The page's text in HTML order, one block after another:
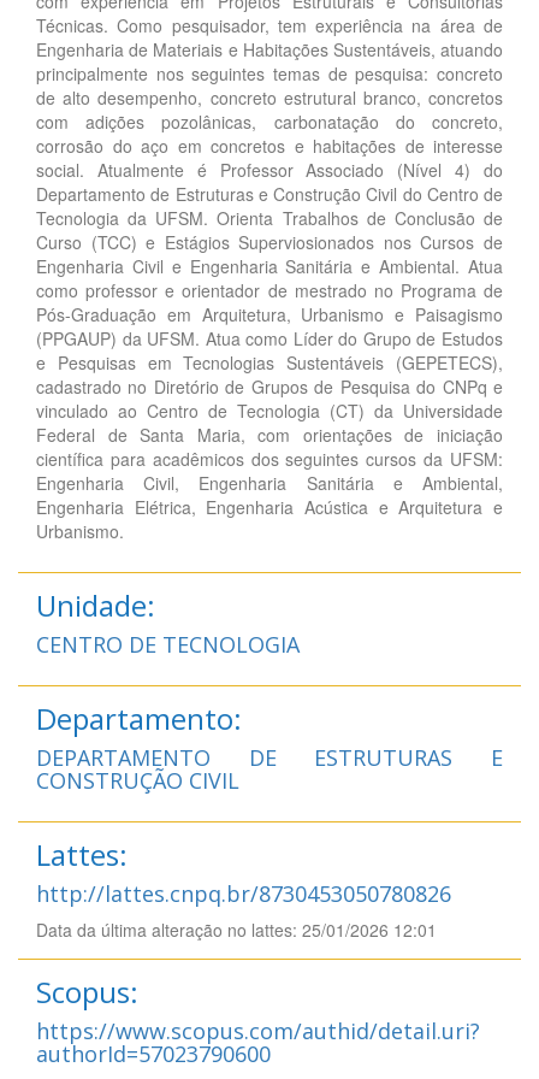
Técnicas. Como pesquisador, tem experiência na área de
Engenharia de Materiais e Habitações Sustentáveis, atuando
principalmente nos seguintes temas de pesquisa: concreto
de alto desempenho, concreto estrutural branco, concretos
com adições pozolânicas, carbonatação do concreto,
corrosão do aço em concretos e habitações de interesse
social. Atualmente é Professor Associado (Nível 4) do
Departamento de Estruturas e Construção Civil do Centro de
Tecnologia da UFSM. Orienta Trabalhos de Conclusão de
Curso (TCC) e Estágios Superviosionados nos Cursos de
Engenharia Civil e Engenharia Sanitária e Ambiental. Atua
como professor e orientador de mestrado no Programa de
Pós-Graduação em Arquitetura, Urbanismo e Paisagismo
(PPGAUP) da UFSM. Atua como Líder do Grupo de Estudos
e Pesquisas em Tecnologias Sustentáveis (GEPETECS),
cadastrado no Diretório de Grupos de Pesquisa do CNPq e
vinculado ao Centro de Tecnologia (CT) da Universidade
Federal de Santa Maria, com orientações de iniciação
científica para acadêmicos dos seguintes cursos da UFSM:
Engenharia Civil, Engenharia Sanitária e Ambiental,
Engenharia Elétrica, Engenharia Acústica e Arquitetura e
Urbanismo.
Unidade:
CENTRO DE TECNOLOGIA
Departamento:
DEPARTAMENTO DE ESTRUTURAS E
CONSTRUÇÃO CIVIL
Lattes:
http://lattes.cnpq.br/8730453050780826
Data da última alteração no lattes: 25/01/2026 12:01
Scopus:
https://www.scopus.com/authid/detail.uri?
authorId=57023790600